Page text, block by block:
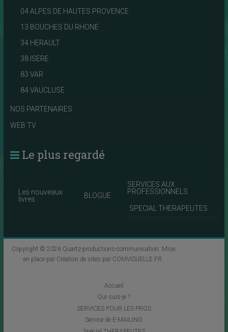
04 ALPES DE HAUTES PROVENCE
13 BOUCHES DU RHONE
34 HERAULT
38 ISERE
83 VAR
84 VAUCLUSE
NOS PARTENAIRES
WEB TV
Le plus regardé
Les nouveaux
livres
BLOGUE
SERVICES AUX
PROFESSIONNELS
SPECIAL THERAPEUTES
Copyright © 2026 Quartz-productions-communication. Mise
en place par Création de sites par COMVISUELLE.FR.
Accueil
Qui suis-je ?
SERVICES POUR LES PROS
Service de E-MAILING